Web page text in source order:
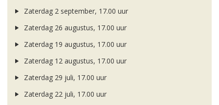
Zaterdag 2 september, 17.00 uur
Zaterdag 26 augustus, 17.00 uur
Zaterdag 19 augustus, 17.00 uur
Zaterdag 12 augustus, 17.00 uur
Zaterdag 29 juli, 17.00 uur
Zaterdag 22 juli, 17.00 uur